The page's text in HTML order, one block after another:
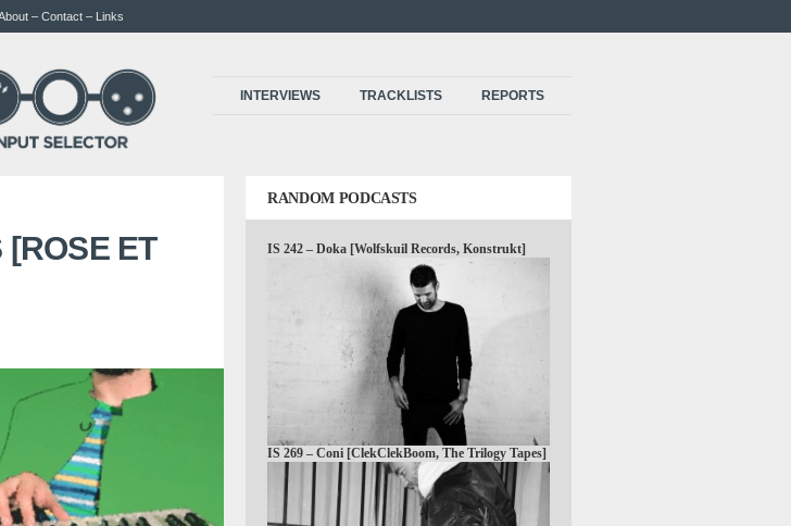
– Contact – Links
INTERVIEWS TRACKLISTS REPORTS
[ROSE ET
RANDOM PODCASTS
IS 242 – Doka [Wolfskuil Records, Konstrukt]
IS 269 – Coni [ClekClekBoom, The Trilogy Tapes]